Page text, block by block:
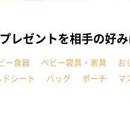
レゼントを相手の好
ー食器 ベビー寝具・家具 お
シート バッグ ポーチ マ